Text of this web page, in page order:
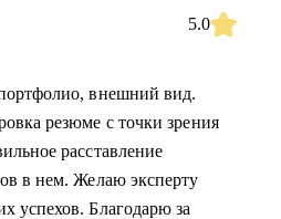
5.0
внешний вид.
резюме с точки зрения
расставление
в нем. Желаю эксперту
успехов. Благодарю за